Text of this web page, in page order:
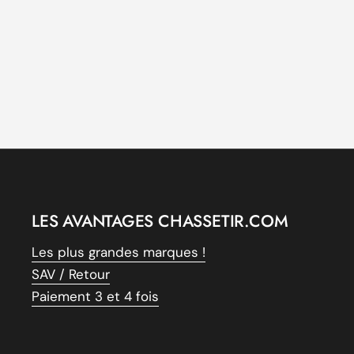
LES AVANTAGES CHASSETIR.COM
Les plus grandes marques !
SAV / Retour
Paiement 3 et 4 fois